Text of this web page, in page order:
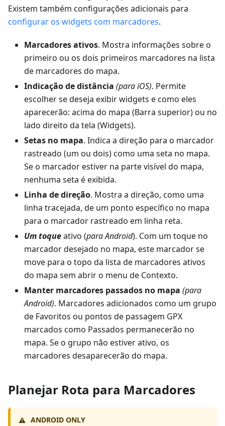
Existem também configurações adicionais para
configurar os widgets com marcadores.
Marcadores ativos. Mostra informações sobre o
primeiro ou os dois primeiros marcadores na lista
de marcadores do mapa.
Indicação de distância (para iOS). Permite
escolher se deseja exibir widgets e como eles
aparecerão: acima do mapa (Barra superior) ou no
lado direito da tela (Widgets).
Setas no mapa. Indica a direção para o marcador
rastreado (um ou dois) como uma seta no mapa.
Se o marcador estiver na parte visível do mapa,
nenhuma seta é exibida.
Linha de direção. Mostra a direção, como uma
linha tracejada, de um ponto específico no mapa
para o marcador rastreado em linha reta.
Um toqueativo (para Android). Com um toque no
marcador desejado no mapa, este marcador se
move para o topo da lista de marcadores ativos
do mapa sem abrir o menu de Contexto.
Manter marcadores passados no mapa (para
Android). Marcadores adicionados como um grupo
de Favoritos ou pontos de passagem GPX
marcados como Passados permanecerão no
mapa. Se o grupo não estiver ativo, os
marcadores desaparecerão do mapa.
Planejar Rota para Marcadores
⚠️ ANDROID ONLY